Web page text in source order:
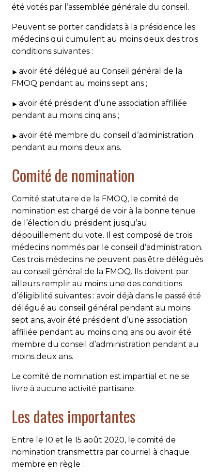
été votés par l’assemblée générale du conseil.
Peuvent se porter candidats à la présidence les
médecins qui cumulent au moins deux des trois
conditions suivantes :
avoir été délégué au Conseil général de la
FMOQ pendant au moins sept ans ;
avoir été président d’une association affiliée
pendant au moins cinq ans ;
avoir été membre du conseil d’administration
pendant au moins deux ans.
Comité de nomination
Comité statutaire de la FMOQ, le comité de
nomination est chargé de voir à la bonne tenue
de l’élection du prési­dent jusqu’au
dépouillement du vote. Il est composé de trois
médecins nommés par le conseil d’administration.
Ces trois médecins ne peuvent pas être délégués
au conseil général de la FMOQ. Ils doivent par
ailleurs remplir au moins une des conditions
d’éligibilité suivantes : avoir déjà dans le passé été
délégué au conseil général pendant au moins
sept ans, avoir été président d’une association
affiliée pendant au moins cinq ans ou avoir été
membre du conseil d’administration pendant au
moins deux ans.
Le comité de nomination est impartial et ne se
livre à aucune activité partisane.
Les dates importantes
Entre le 10 et le 15 août 2020, le comité de
nomination transmettra par courriel à chaque
membre en règle :